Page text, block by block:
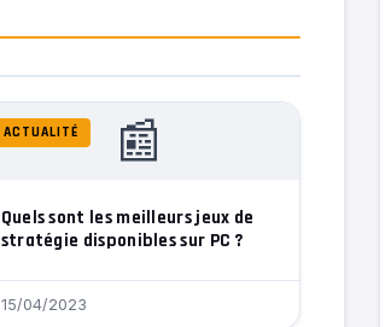
📰
ACTUALITÉ
Quels sont les meilleurs jeux de
stratégie disponibles sur PC ?
15/04/2023